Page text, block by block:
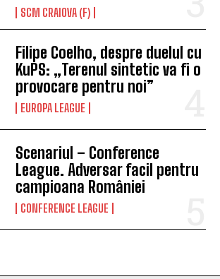
SCM CRAIOVA (F)
Filipe Coelho, despre duelul cu
KuPS: „Terenul sintetic va fi o
provocare pentru noi”
EUROPA LEAGUE
Scenariul – Conference
League. Adversar facil pentru
campioana României
CONFERENCE LEAGUE